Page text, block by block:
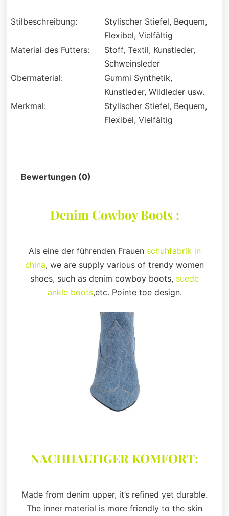
Stilbeschreibung:
Stylischer Stiefel, Bequem,
Flexibel, Vielfältig
Material des Futters:
Stoff, Textil, Kunstleder,
Schweinsleder
Obermaterial:
Gummi Synthetik,
Kunstleder, Wildleder usw.
Merkmal:
Stylischer Stiefel, Bequem,
Flexibel, Vielfältig
Bewertungen (0)
Denim Cowboy Boots :
Als eine der führenden Frauen schuhfabrik in
china, we are supply various of trendy women
shoes, such as denim cowboy boots, suede
ankle boots,etc. Pointe toe design.
NACHHALTIGER KOMFORT:
Made from denim upper, it’s refined yet durable.
The inner material is more friendly to the skin